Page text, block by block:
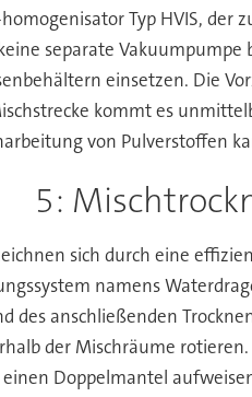
Typ HVIS,
separate
einsetzen. Die
kommt es
von Pulverstoffen
5:
sich durch eine
namens
des anschließenden
der Mischräume
Doppelmantel